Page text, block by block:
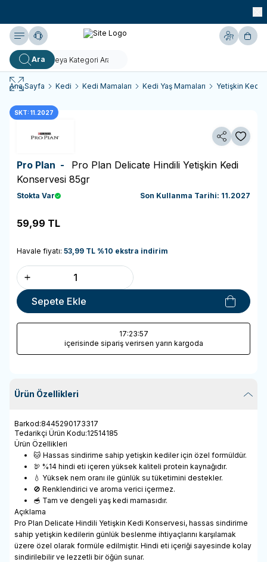
Yardım
Ara
Hesabım
Ana Sayfa Kedi Kedi Mamaları Kedi Yaş Mamaları Yetişkin Kedi
SKT: 11.2027
Paylaş
Pro Plan - Pro Plan Delicate Hindili Yetişkin Kedi
Konservesi 85gr
Stokta Var Son Kullanma Tarihi: 11.2027
59,99 TL
Havale fiyatı: 53,99 TL %10 ekstra indirim
Sepete Ekle
17:23:57
içerisinde sipariş verirsen yarın kargoda
Ürün Özellikleri
Barkod:8445290173317
Tedarikçi Ürün Kodu:12514185
Ürün Özellikleri
🐱 Hassas sindirime sahip yetişkin kediler için özel formüldür.
🦃 %14 hindi eti içeren yüksek kaliteli protein kaynağıdır.
💧 Yüksek nem oranı ile günlük su tüketimini destekler.
🚫 Renklendirici ve aroma verici içermez.
🥣 Tam ve dengeli yaş kedi mamasıdır.
Açıklama
Pro Plan Delicate Hindili Yetişkin Kedi Konservesi, hassas sindirime
sahip yetişkin kedilerin günlük beslenme ihtiyaçlarını karşılamak
üzere özel olarak formüle edilmiştir. Hindi eti içeriği sayesinde kolay
sindirilebilir ve lezzetli bir öğün sunar.